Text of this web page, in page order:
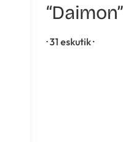
“Daimon”
· 31 eskutik ·